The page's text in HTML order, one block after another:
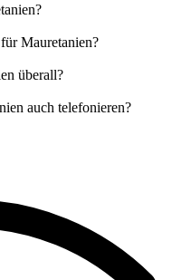
Mauretanien?
überall?
auch telefonieren?